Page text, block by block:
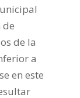
de la
a
en este